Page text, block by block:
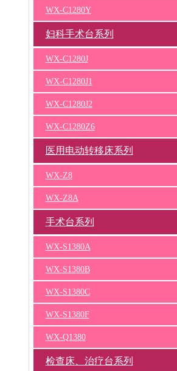
WX-C1280Y
妇科手术台系列
WX-C1280J
WX-C1280J1
WX-C1280J2
WX-C1280Z6
医用电动转移床系列
WX-Z8
WX-Z8A
手术台系列
WX-S1380A
WX-S1380B
WX-S1380C
WX-S1380F
WX-Q1380
检查床、治疗台系列